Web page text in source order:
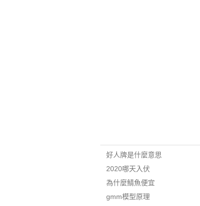
好人牌是什麼意思
2020哪天入伏
為什麼鯖魚便宜
gmm模型原理